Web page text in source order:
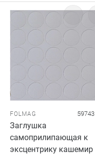
FOLMAG 59743
Заглушка
самоприлипающая к
эксцентрику кашемир